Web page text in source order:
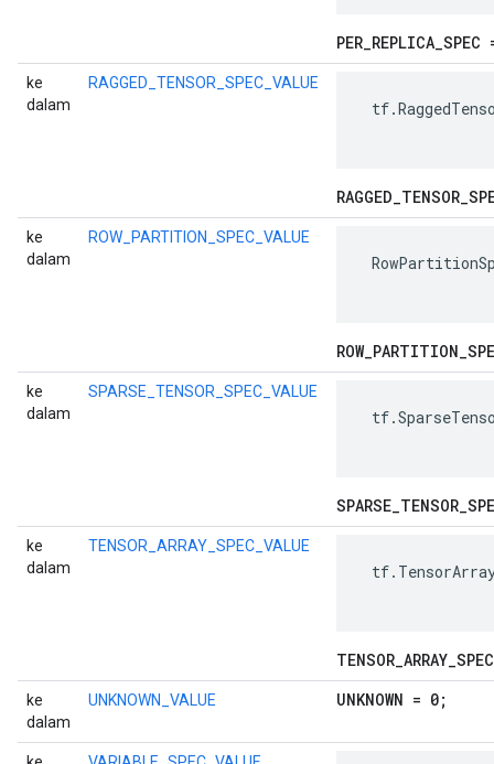
PER_REPLICA_
ke
dalam
RAGGED_TENSOR_SPEC_VALUE
RAGGED_TENSOR_
ke
dalam
ROW_PARTITION_SPEC_VALUE
ROW_PARTITION_
ke
dalam
SPARSE_TENSOR_SPEC_VALUE
SPARSE_TENSOR_
ke
dalam
TENSOR_ARRAY_SPEC_VALUE
TENSOR_ARRAY_
ke
dalam
UNKNOWN_VALUE UNKNOWN = 0;